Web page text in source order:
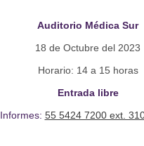
Auditorio Médica Sur
18 de Octubre del 2023
Horario: 14 a 15 horas
Entrada libre
Informes: 55 5424 7200 ext.